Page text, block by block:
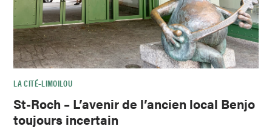
LA CITÉ–LIMOILOU
St-Roch – L’avenir de l’ancien local Benjo
toujours incertain